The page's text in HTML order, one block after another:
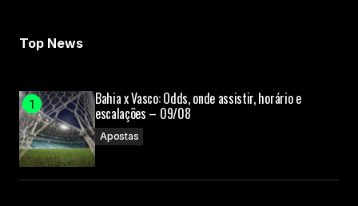
Top News
Bahia x Vasco: Odds, onde assistir, horário e
escalações – 09/08
Apostas